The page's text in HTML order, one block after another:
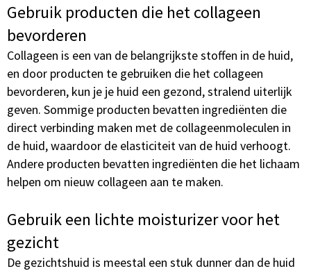
Gebruik producten die het collageen
bevorderen
Collageen is een van de belangrijkste stoffen in de huid,
en door producten te gebruiken die het collageen
bevorderen, kun je je huid een gezond, stralend uiterlijk
geven. Sommige producten bevatten ingrediënten die
direct verbinding maken met de collageenmoleculen in
de huid, waardoor de elasticiteit van de huid verhoogt.
Andere producten bevatten ingrediënten die het lichaam
helpen om nieuw collageen aan te maken.
Gebruik een lichte moisturizer voor het
gezicht
De gezichtshuid is meestal een stuk dunner dan de huid